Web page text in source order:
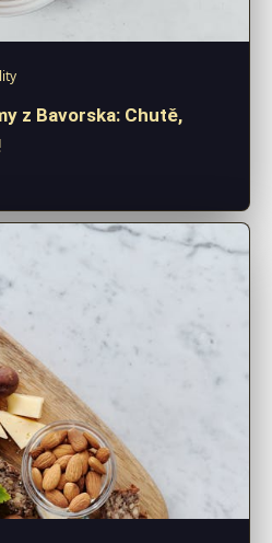
z Bavorska: Chutě,